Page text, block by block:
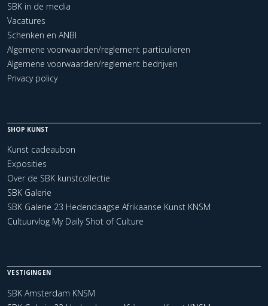
SBK in de media
Vacatures
Schenken en ANBI
Algemene voorwaarden/reglement particulieren
Algemene voorwaarden/reglement bedrijven
Privacy policy
SHOP KUNST
Kunst cadeaubon
Exposities
Over de SBK kunstcollectie
SBK Galerie
SBK Galerie 23 Hedendaagse Afrikaanse Kunst KNSM
Cultuurvlog My Daily Shot of Culture
VESTIGINGEN
SBK Amsterdam KNSM